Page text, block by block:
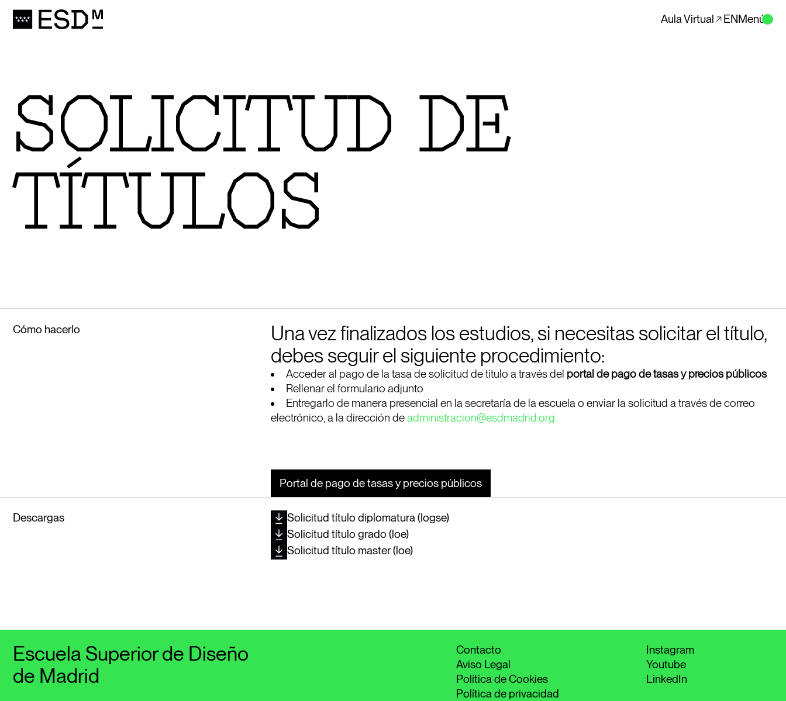
Aula Virtual ENMenú
SOLICITUD DE
TÍTULOS
Cómo hacerlo
Una vez finalizados los estudios, si necesitas solicitar el título,
debes seguir el siguiente procedimiento:
Acceder al pago de la tasa de solicitud de título a través del portal de pago de tasas y precios públicos
Rellenar el formulario adjunto
Entregarlo de manera presencial en la secretaría de la escuela o enviar la solicitud a través de correo
electrónico, a la dirección deadministracion@esdmadrid.org
Portal de pago de tasas y precios públicos
Descargas
Solicitud título diplomatura (logse)
Solicitud título grado (loe)
Solicitud título master (loe)
Escuela Superior de Diseño
de Madrid
Contacto
Aviso Legal
Política de Cookies
Política de privacidad
Instagram
Youtube
LinkedIn